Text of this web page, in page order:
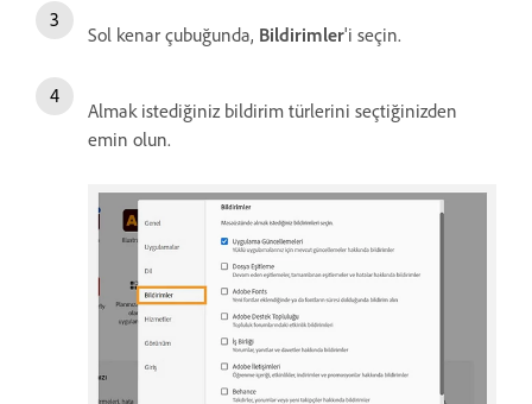
Sol kenar çubuğunda, Bildirimler'i seçin.
Almak istediğiniz bildirim türlerini seçtiğinizden
emin olun.